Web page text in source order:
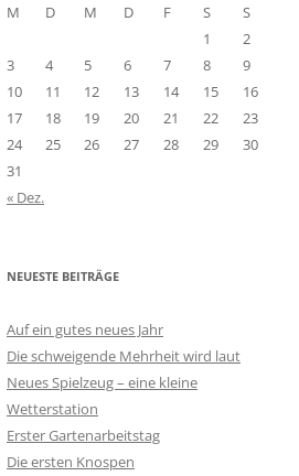
M
D M D F S
S
1
2
3
4 5 6 7 8
9
10
11 12 13 14 15
16
17
18 19 20 21 22
23
24
25 26 27 28 29
30
31
« Dez.
NEUESTE BEITRÄGE
Auf ein gutes neues Jahr
Die schweigende Mehrheit wird laut
Neues Spielzeug – eine kleine
Wetterstation
Erster Gartenarbeitstag
Die ersten Knospen